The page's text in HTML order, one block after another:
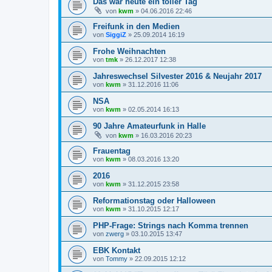
von kwm » 04.06.2016 22:46
Freifunk in den Medien
von SiggiZ » 25.09.2014 16:19
Frohe Weihnachten
von tmk » 26.12.2017 12:38
Jahreswechsel Silvester 2016 & Neujahr 2017
von kwm » 31.12.2016 11:06
NSA
von kwm » 02.05.2014 16:13
90 Jahre Amateurfunk in Halle
von kwm » 16.03.2016 20:23
Frauentag
von kwm » 08.03.2016 13:20
2016
von kwm » 31.12.2015 23:58
Reformationstag oder Halloween
von kwm » 31.10.2015 12:17
PHP-Frage: Strings nach Komma trennen
von zwerg » 03.10.2015 13:47
EBK Kontakt
von Tommy » 22.09.2015 12:12